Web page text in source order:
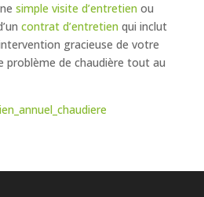
simple visite d’entretien ou
contrat d’entretien qui inclut
gracieuse de votre
problème de chaudière tout au